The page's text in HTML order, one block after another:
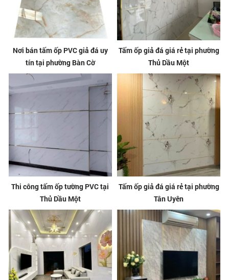
Nơi bán tấm ốp PVC giả đá uy
tín tại phường Bàn Cờ
Tấm ốp giả đá giá rẻ tại phường
Thủ Dầu Một
Thi công tấm ốp tường PVC tại
Thủ Dầu Một
Tấm ốp giả đá giá rẻ tại phường
Tân Uyên